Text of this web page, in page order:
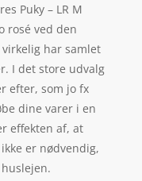
Puky – LR M
rosé ved den
har samlet
I det store udvalg
efter, som jo fx
dine varer i en
effekten af, at
er nødvendig,